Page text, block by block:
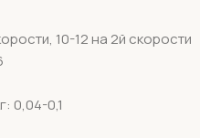
10-12 на 2й скорости
0,04-0,1